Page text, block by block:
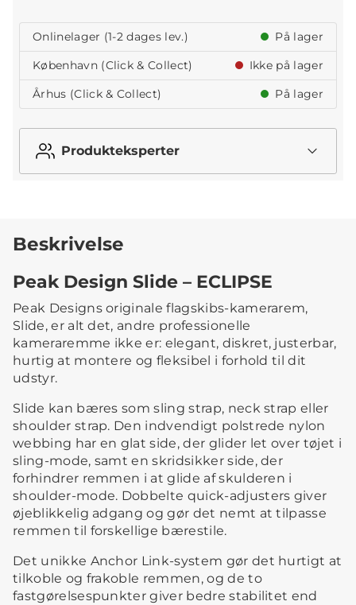
Onlinelager (1-2 dages lev.)
På lager
København (Click & Collect)
Ikke på lager
Århus (Click & Collect)
På lager
Produkteksperter
Beskrivelse
Peak Design Slide – ECLIPSE
Peak Designs originale flagskibs-kamerarem,
Slide, er alt det, andre professionelle
kameraremme ikke er: elegant, diskret, justerbar,
hurtig at montere og fleksibel i forhold til dit
udstyr.
Slide kan bæres som sling strap, neck strap eller
shoulder strap. Den indvendigt polstrede nylon
webbing har en glat side, der glider let over tøjet i
sling-mode, samt en skridsikker side, der
forhindrer remmen i at glide af skulderen i
shoulder-mode. Dobbelte quick-adjusters giver
øjeblikkelig adgang og gør det nemt at tilpasse
remmen til forskellige bærestile.
Det unikke Anchor Link-system gør det hurtigt at
tilkoble og frakoble remmen, og de to
fastgørelsespunkter giver bedre stabilitet end